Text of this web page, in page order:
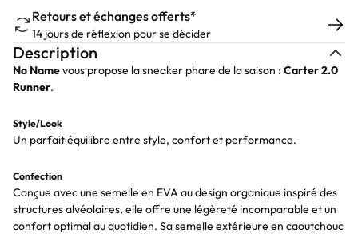
Retours et échanges offerts*
14 jours de réflexion pour se décider
Description
No Namevous propose la sneaker phare de la saison : Carter 2.0
Runner.
Style/Look
Un parfait équilibre entre style, confort et performance.
Confection
Conçue avec une semelle en EVA au design organique inspiré des
structures alvéolaires, elle offre une légèreté incomparable et un
confort optimal au quotidien. Sa semelle extérieure en caoutchouc